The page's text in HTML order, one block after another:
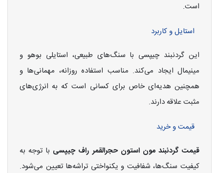
است.
استایل و کاربرد
این گردنبند چیپسی با سنگ‌های طبیعی، استایلی بوهو و
مینیمال ایجاد می‌کند. مناسب استفاده روزانه، مهمانی‌ها و
همچنین هدیه‌ای خاص برای کسانی است که به انرژی‌های
مثبت علاقه دارند.
قیمت و خرید
قیمت گردنبند مون استون حجرالقمر راف چیپسی با توجه به
کیفیت سنگ‌ها، شفافیت و یکنواختی تراشه‌ها تعیین می‌شود.